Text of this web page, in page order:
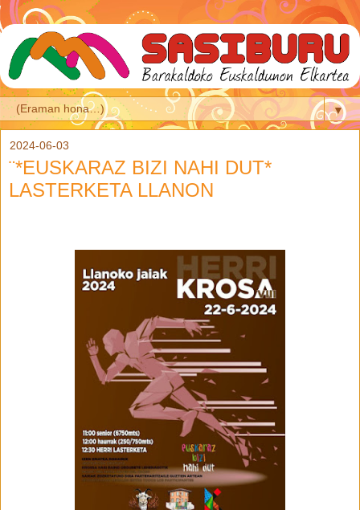
▼
2024-06-03
¨*EUSKARAZ BIZI NAHI DUT*
LASTERKETA LLANON